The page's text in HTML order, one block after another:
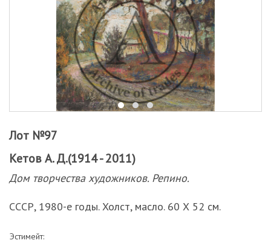
Лот №97
Кетов А. Д.(1914 - 2011)
Дом творчества художников. Репино.
СССР, 1980-е годы. Холст, масло. 60 Х 52 см.
Эстимейт: